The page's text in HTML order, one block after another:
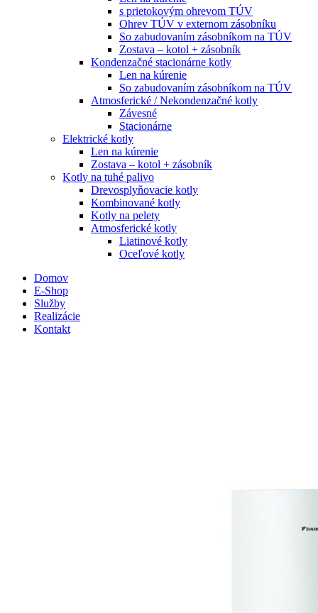
s prietokovým ohrevom TÚV
Ohrev TÚV v externom zásobníku
So zabudovaním zásobníkom na TÚV
Zostava – kotol + zásobník
Kondenzačné stacionárne kotly
Len na kúrenie
So zabudovaním zásobníkom na TÚV
Atmosferické / Nekondenzačné kotly
Závesné
Stacionárne
Elektrické kotly
Len na kúrenie
Zostava – kotol + zásobník
Kotly na tuhé palivo
Drevosplyňovacie kotly
Kombinované kotly
Kotly na pelety
Atmosferické kotly
Liatinové kotly
Oceľové kotly
Domov
E-Shop
Služby
Realizácie
Kontakt